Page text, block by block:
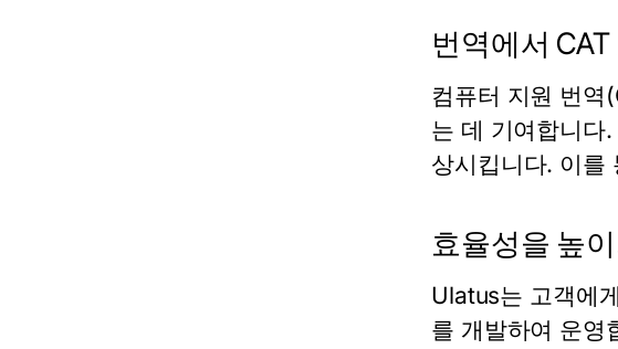
번역에서
컴퓨터 지원 번역
는 데 기여합니다
상시킵니다. 이를
효율성을 높
Ulatus는 고객에
를 개발하여 운영